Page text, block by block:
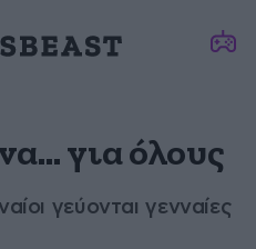
για όλους
γεύονται γενναίες